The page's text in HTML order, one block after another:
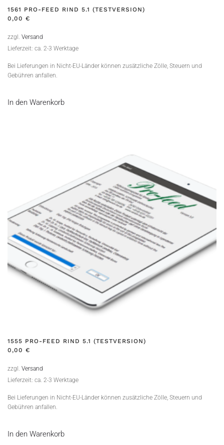
1561 PRO-FEED RIND 5.1 (TESTVERSION)
0,00 €
zzgl. Versand
Lieferzeit: ca. 2-3 Werktage
Bei Lieferungen in Nicht-EU-Länder können zusätzliche Zölle, Steuern und
Gebühren anfallen.
In den Warenkorb
1555 PRO-FEED RIND 5.1 (TESTVERSION)
0,00 €
zzgl. Versand
Lieferzeit: ca. 2-3 Werktage
Bei Lieferungen in Nicht-EU-Länder können zusätzliche Zölle, Steuern und
Gebühren anfallen.
In den Warenkorb